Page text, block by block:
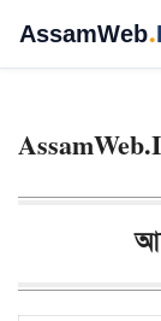
content
AssamWeb.